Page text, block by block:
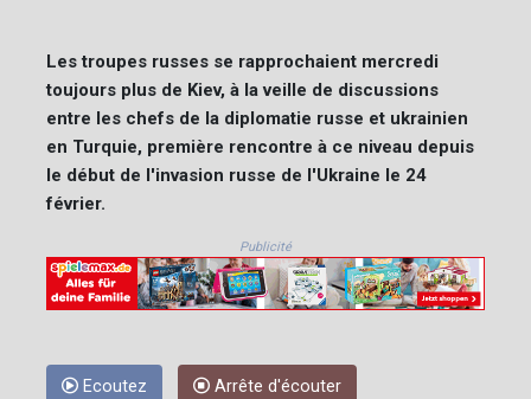
Les troupes russes se rapprochaient mercredi
toujours plus de Kiev, à la veille de discussions
entre les chefs de la diplomatie russe et ukrainien
en Turquie, première rencontre à ce niveau depuis
le début de l'invasion russe de l'Ukraine le 24
février.
Publicité
Ecoutez Arrête d'écouter